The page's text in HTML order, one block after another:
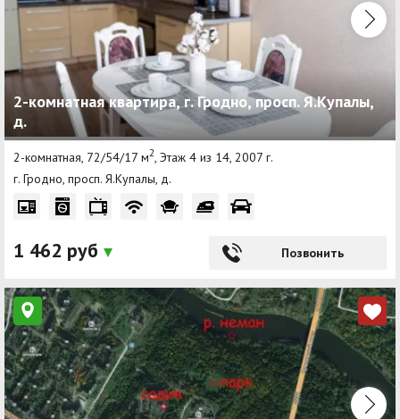
2-комнатная квартира, г. Гродно, просп. Я.Купалы,
д.
2-комнатная, 72/54/17 м2, Этаж 4 из 14, 2007 г.
г. Гродно, просп. Я.Купалы, д.
1 462 руб Позвонить